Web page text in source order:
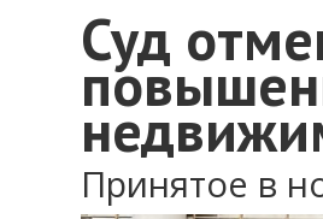
Суд
Принятое в